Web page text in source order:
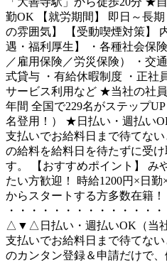
勤OK 【就労期間】 即日～長
の雰囲気】 【受動喫煙対策】
遇・福利厚生】 ・各種社会保
／雇用保険／労災保険） ・交
式貸与 ・有給休暇制度 ・正社
サービス利用など ★当社の社
年間 全国で229名がステップ
名登用！） ★日払い・週払い
支払いでお給料日まで待てな
の給料を給料日を待たずに受
す。 【おすすめポイント】 み
たい方歓迎！ 時給1200円×日
からスタートする方多数在籍！
・・・・・・・・・・・・・
△▼△日払い・週払いOK（当
支払いでお給料日まで待てな
のカンタン登録＆申請だけで